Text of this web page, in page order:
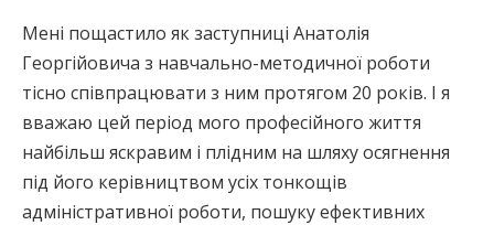
Мені пощастило як заступниці Анатолія
Георгійовича з навчально-методичної роботи
тісно співпрацювати з ним протягом 20 років. І я
вважаю цей період мого професійного життя
найбільш яскравим і плідним на шляху осягнення
під його керівництвом усіх тонкощів
адміністративної роботи, пошуку ефективних